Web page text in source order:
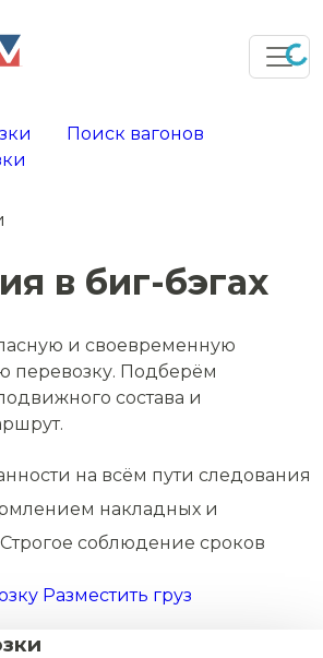
Поиск вагонов
в биг-бэгах
и своевременную
перевозку. Подберём
состава и
на всём пути следования
накладных и
Строгое соблюдение сроков
Разместить груз